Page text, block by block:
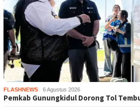
FLASHNEWS 6 Agustus 2026
Pemkab Gunungkidul Dorong Tol